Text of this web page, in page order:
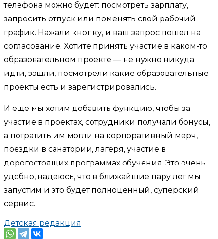
телефона можно будет: посмотреть зарплату,
запросить отпуск или поменять свой рабочий
график. Нажали кнопку, и ваш запрос пошел на
согласование. Хотите принять участие в каком-то
образовательном проекте — не нужно никуда
идти, зашли, посмотрели какие образовательные
проекты есть и зарегистрировались.
И еще мы хотим добавить функцию, чтобы за
участие в проектах, сотрудники получали бонусы,
а потратить им могли на корпоративный мерч,
поездки в санатории, лагеря, участие в
дорогостоящих программах обучения. Это очень
удобно, надеюсь, что в ближайшие пару лет мы
запустим и это будет полноценный, суперский
сервис.
Детская редакция